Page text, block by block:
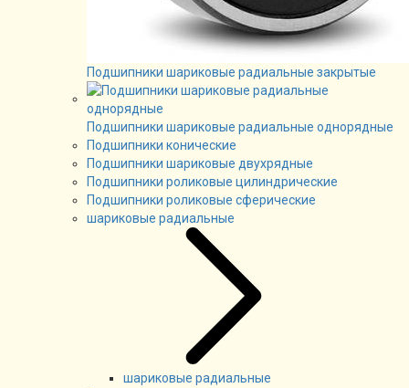
Подшипники шариковые радиальные закрытые
Подшипники шариковые радиальные однорядные
Подшипники конические
Подшипники шариковые двухрядные
Подшипники роликовые цилиндрические
Подшипники роликовые сферические
шариковые радиальные
шариковые радиальные